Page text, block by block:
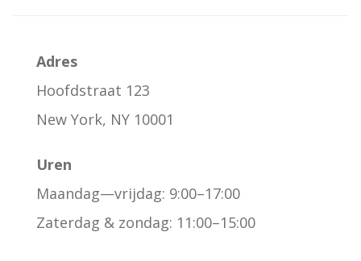
Adres
Hoofdstraat 123
New York, NY 10001
Uren
Maandag—vrijdag: 9:00–17:00
Zaterdag & zondag: 11:00–15:00